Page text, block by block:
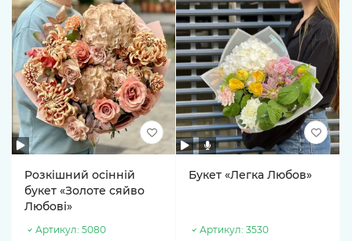
Розкішний осінній
букет «Золоте сяйво
Любові»
Артикул: 5080
Букет «Легка Любов»
Артикул: 3530